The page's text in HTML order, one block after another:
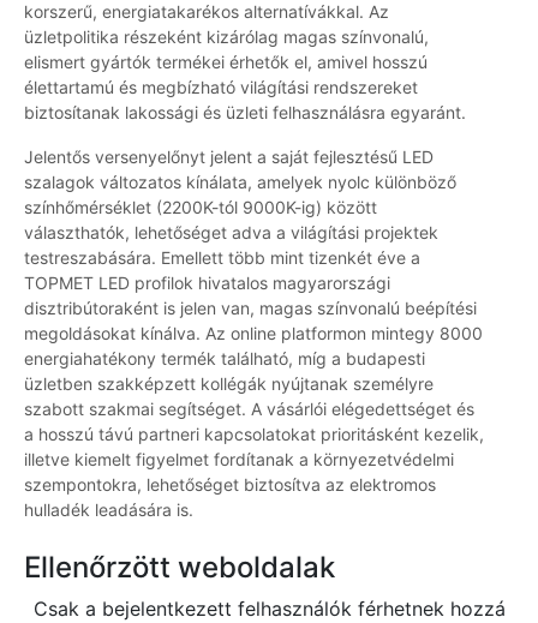
korszerű, energiatakarékos alternatívákkal. Az
üzletpolitika részeként kizárólag magas színvonalú,
elismert gyártók termékei érhetők el, amivel hosszú
élettartamú és megbízható világítási rendszereket
biztosítanak lakossági és üzleti felhasználásra egyaránt.
Jelentős versenyelőnyt jelent a saját fejlesztésű LED
szalagok változatos kínálata, amelyek nyolc különböző
színhőmérséklet (2200K-tól 9000K-ig) között
választhatók, lehetőséget adva a világítási projektek
testreszabására. Emellett több mint tizenkét éve a
TOPMET LED profilok hivatalos magyarországi
disztribútoraként is jelen van, magas színvonalú beépítési
megoldásokat kínálva. Az online platformon mintegy 8000
energiahatékony termék található, míg a budapesti
üzletben szakképzett kollégák nyújtanak személyre
szabott szakmai segítséget. A vásárlói elégedettséget és
a hosszú távú partneri kapcsolatokat prioritásként kezelik,
illetve kiemelt figyelmet fordítanak a környezetvédelmi
szempontokra, lehetőséget biztosítva az elektromos
hulladék leadására is.
Ellenőrzött weboldalak
Csak a bejelentkezett felhasználók férhetnek hozzá